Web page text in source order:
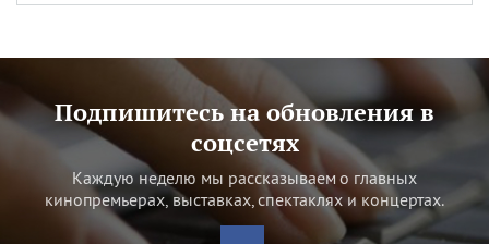
Подпишитесь на обновления в
соцсетях
Каждую неделю мы рассказываем о главных
кинопремьерах, выставках, спектаклях и концертах.